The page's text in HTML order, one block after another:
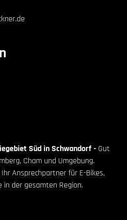
Süd in Schwandorf - Gut
Cham und Umgebung.
Ansprechpartner für E-Bikes,
in der gesamten Region.